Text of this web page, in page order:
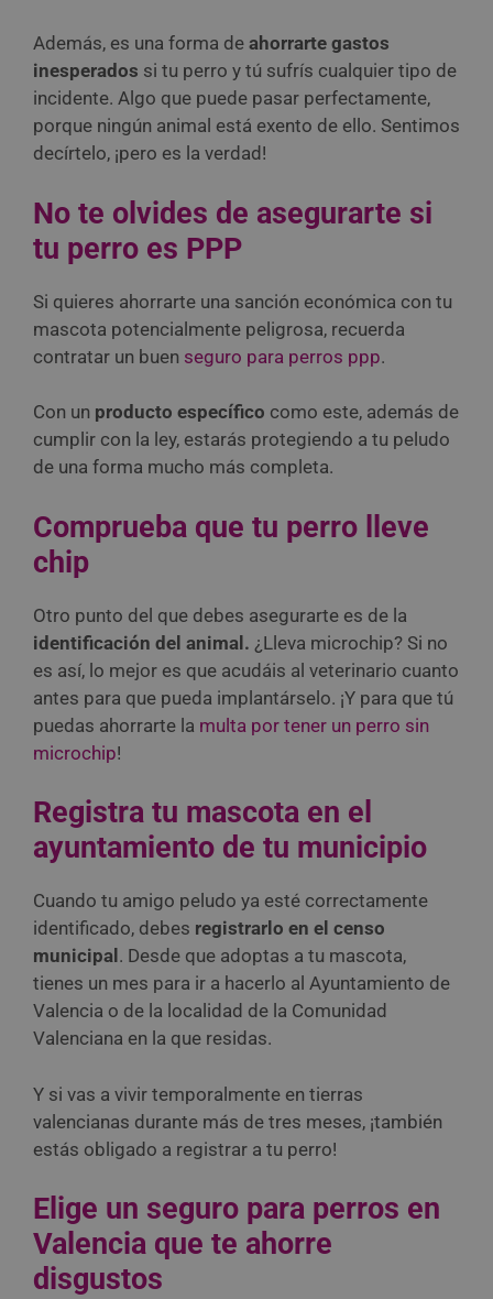
Además, es una forma de ahorrarte gastos
inesperados si tu perro y tú sufrís cualquier tipo de
incidente. Algo que puede pasar perfectamente,
porque ningún animal está exento de ello. Sentimos
decírtelo, ¡pero es la verdad!
No te olvides de asegurarte si
tu perro es PPP
Si quieres ahorrarte una sanción económica con tu
mascota potencialmente peligrosa, recuerda
contratar un buen seguro para perros ppp.
Con un producto específico como este, además de
cumplir con la ley, estarás protegiendo a tu peludo
de una forma mucho más completa.
Comprueba que tu perro lleve
chip
Otro punto del que debes asegurarte es de la
identificación del animal. ¿Lleva microchip? Si no
es así, lo mejor es que acudáis al veterinario cuanto
antes para que pueda implantárselo. ¡Y para que tú
puedas ahorrarte la multa por tener un perro sin
microchip!
Registra tu mascota en el
ayuntamiento de tu municipio
Cuando tu amigo peludo ya esté correctamente
identificado, debes registrarlo en el censo
municipal . Desde que adoptas a tu mascota,
tienes un mes para ir a hacerlo al Ayuntamiento de
Valencia o de la localidad de la Comunidad
Valenciana en la que residas.
Y si vas a vivir temporalmente en tierras
valencianas durante más de tres meses, ¡también
estás obligado a registrar a tu perro!
Elige un seguro para perros en
Valencia que te ahorre
disgustos